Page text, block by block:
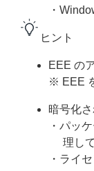
・
ヒント
EEE の
※ EEE
暗号化
・パッ
理し
・ライ